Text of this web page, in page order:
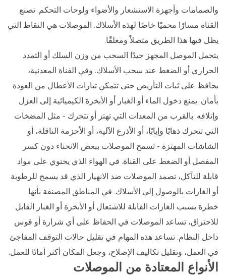
والصمامات وأجهزة الاستشعار والأضواء ولوحات التحكم. تصنع
القناة مسارًا محميًا خاصًا لهذه الأسلاك. الموصلات هي النقاط التي
يظل فيها هذا الطريق متصلاً ومغلقًا.
يتحمل الموصل المجهز جيدًا السحب من وزن السلك أو التمدد
الحراري أو الضغط عند سحب الأسلاك. وفي القناة المعدنية،
يحافظ على ثبات التأريض حتى تتمكن تيارات الأعطال من العودة
بأمان. يمنع دخول الماء أو الغبار أو الأبخرة الكيميائية إلى العزل
وإتلافه. بالقرب من المعدات التي تهتز أو تتحرك - مثل المضخات
التي تتحرك ذهابًا وإيابًا، أو الأذرع الآلية، أو الأحزمة الناقلة، أو
الشاشات المهتزة - تسمح الموصلات ببعض الانحناء دون كسر
المفصل أو الضغط على القناة. في الهواء الذي يحتوي على مواد
قابلة للتآكل، تصمد الموصلات ضد الانهيار الذي قد يسمح للرطوبة
أو الغازات بالوصول إلى الأسلاك. في المناطق المصنفة بأنها
خطرة بسبب الغازات القابلة للاشتعال أو الأبخرة أو الغبار القابل
للاحتراق، تساعد الموصلات في الحفاظ على أي شرارة أو قوس
داخل النظام. تساعد هذه المهام في تقليل حالات التوقف المفاجئ
في العمل، وتقليل تكاليف الإصلاح، وجعل المكان أكثر أمانًا للعمل.
الأنواع المعتادة من الموصلات